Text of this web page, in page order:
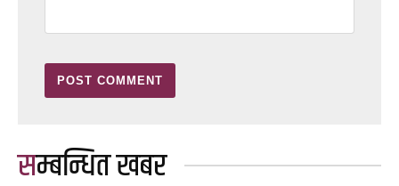
सम्बन्धित खबर